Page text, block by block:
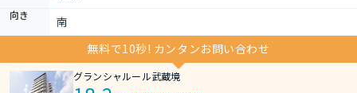
向き
南
無料で10秒! カンタンお問い合わせ
グランシャルール武蔵境